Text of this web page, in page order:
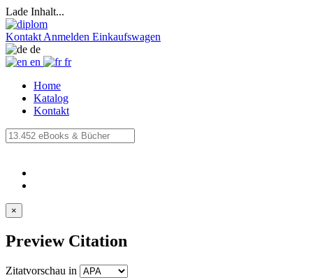
Lade Inhalt...
Kontakt Anmelden Einkaufswagen
de
en
fr
Home
Katalog
Kontakt